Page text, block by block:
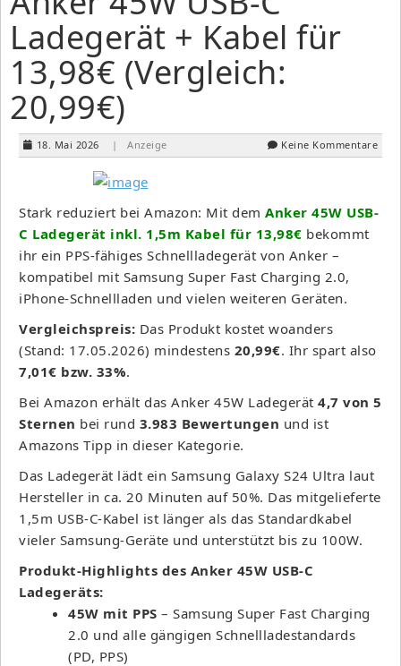
Ladegerät + Kabel für
13,98€ (Vergleich:
20,99€)
18. Mai 2026 | Anzeige Keine Kommentare
Stark reduziert bei Amazon: Mit dem Anker 45W USB-
C Ladegerät inkl. 1,5m Kabel für 13,98€ bekommt
ihr ein PPS-fähiges Schnellladegerät von Anker –
kompatibel mit Samsung Super Fast Charging 2.0,
iPhone-Schnellladen und vielen weiteren Geräten.
Vergleichspreis: Das Produkt kostet woanders
(Stand: 17.05.2026) mindestens 20,99€. Ihr spart also
7,01€ bzw. 33%.
Bei Amazon erhält das Anker 45W Ladegerät 4,7 von 5
Sternen bei rund 3.983 Bewertungen und ist
Amazons Tipp in dieser Kategorie.
Das Ladegerät lädt ein Samsung Galaxy S24 Ultra laut
Hersteller in ca. 20 Minuten auf 50%. Das mitgelieferte
1,5m USB-C-Kabel ist länger als das Standardkabel
vieler Samsung-Geräte und unterstützt bis zu 100W.
Produkt-Highlights des Anker 45W USB-C
Ladegeräts:
45W mit PPS – Samsung Super Fast Charging
2.0 und alle gängigen Schnellladestandards
(PD, PPS)